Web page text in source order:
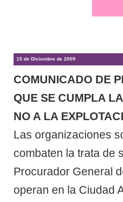
15 de Diciembre de 2009
COMUNICADO DE
QUE SE CUMPLA
NO A LA
Las organizaciones
combaten la trata de
Procurador General
operan en la Ciudad